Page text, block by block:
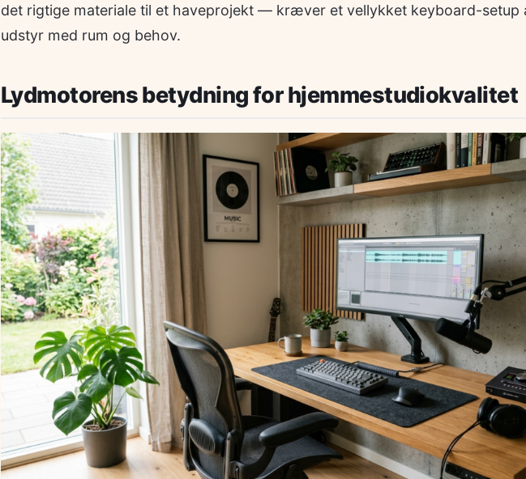
det rigtige materiale til et haveprojekt — kræver et vellykket keyboard-setup
udstyr med rum og behov.
Lydmotorens betydning for hjemmestudiokvalitet